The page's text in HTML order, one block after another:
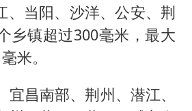
、当阳、沙洋、公安、荆
乡镇超过300毫米，最大
米。
宜昌南部、荆州、潜江、